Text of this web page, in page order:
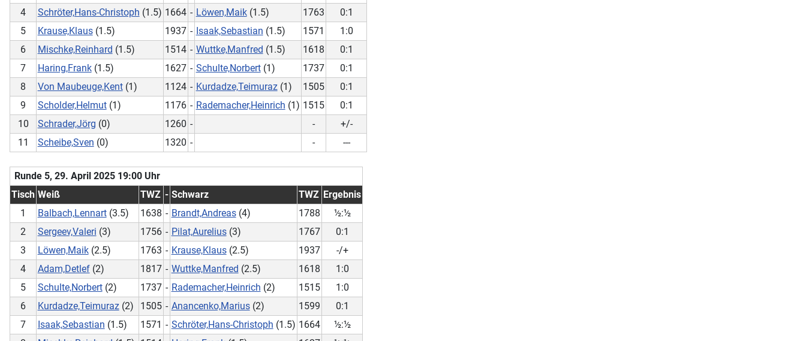
4
Schröter,Hans-Christoph (1.5) 1664 - Löwen,Maik(1.5) 1763
0:1
5
Krause,Klaus(1.5) 1937 - Isaak,Sebastian (1.5) 1571
1:0
6
Mischke,Reinhard (1.5) 1514 - Wuttke,Manfred (1.5) 1618
0:1
7
Haring,Frank(1.5) 1627 - Schulte,Norbert(1) 1737
0:1
8
Von Maubeuge,Kent(1) 1124 - Kurdadze,Teimuraz(1) 1505
0:1
9
Scholder,Helmut(1) 1176 - Rademacher,Heinrich (1) 1515
0:1
10
Schrader,Jörg (0) 1260 - -
+/-
11
Scheibe,Sven (0) 1320 - - ---
Runde 5, 29. April 2025 19:00 Uhr
Tisch Weiß TWZ - Schwarz TWZ Ergebnis
1
Balbach,Lennart(3.5) 1638 - Brandt,Andreas(4) 1788
½:½
2
Sergeev,Valeri (3) 1756 - Pilat,Aurelius(3) 1767
0:1
3
Löwen,Maik(2.5) 1763 - Krause,Klaus(2.5) 1937
-/+
4
Adam,Detlef(2) 1817 - Wuttke,Manfred (2.5) 1618
1:0
5
Schulte,Norbert(2) 1737 - Rademacher,Heinrich (2) 1515
1:0
6
Kurdadze,Teimuraz(2) 1505 - Anancenko,Marius(2) 1599
0:1
7
Isaak,Sebastian (1.5) 1571 - Schröter,Hans-Christoph (1.5) 1664
½:½